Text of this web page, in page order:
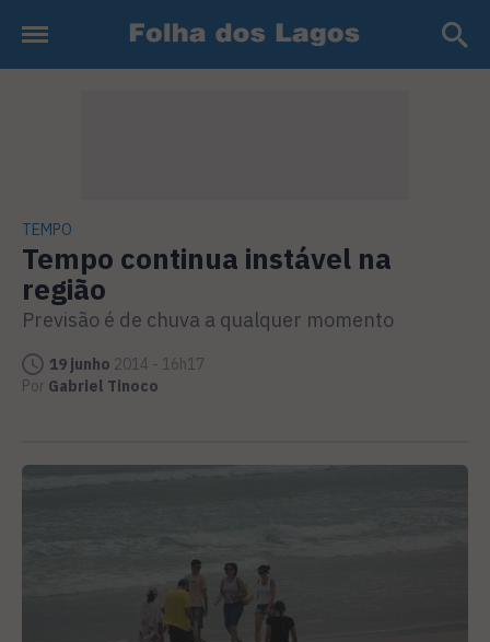
TEMPO
Tempo continua instável na
região
Previsão é de chuva a qualquer momento
19 junho 2014 - 16h17
Por Gabriel Tinoco